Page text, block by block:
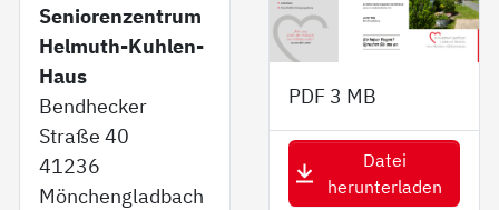
Seniorenzentrum
Helmuth-Kuhlen-
Haus
Bendhecker
Straße 40
41236
Mönchengladbach
PDF 3 MB
Datei
herunterladen